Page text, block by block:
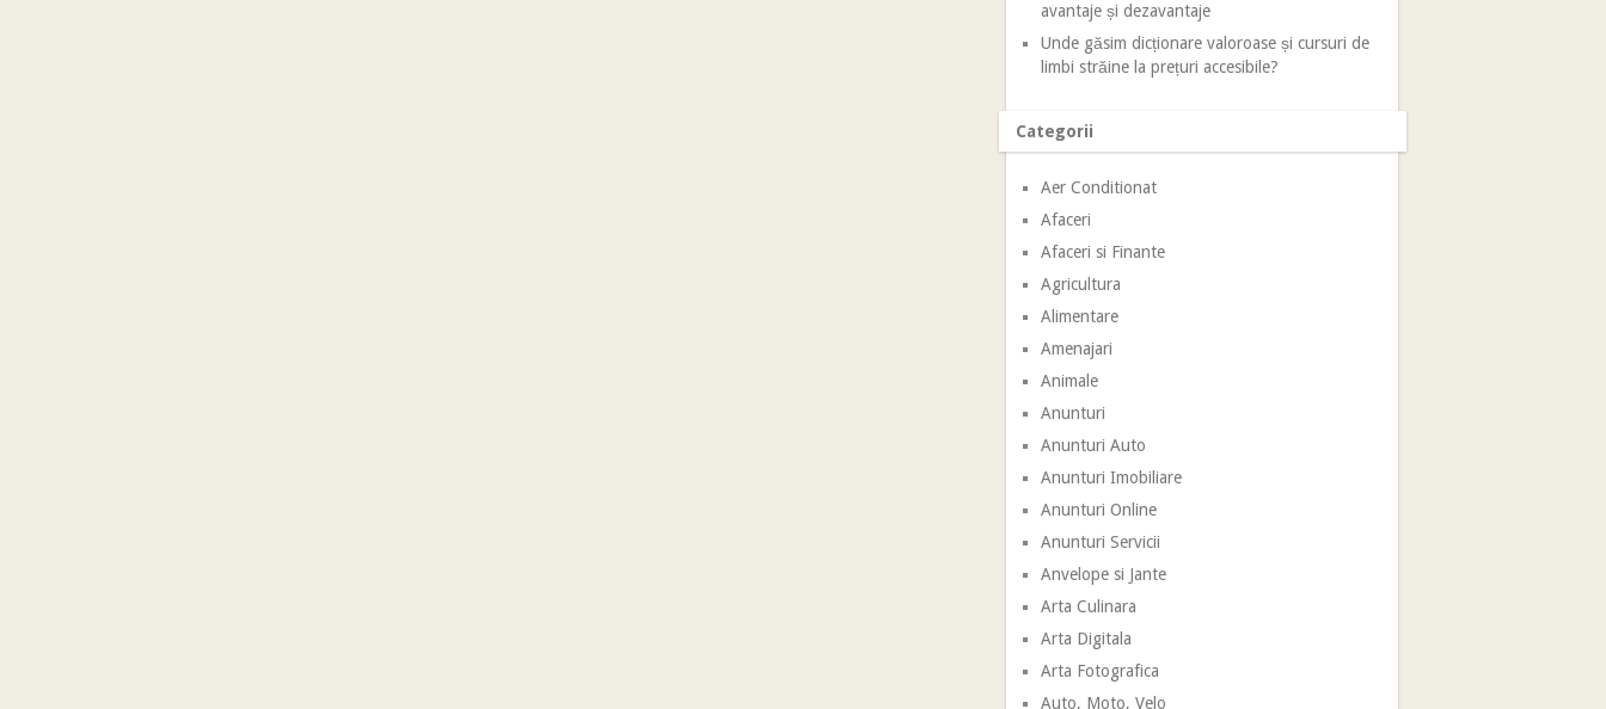
avantaje și dezavantaje
Unde găsim dicționare valoroase și cursuri de
limbi străine la prețuri accesibile?
Categorii
Aer Conditionat
Afaceri
Afaceri si Finante
Agricultura
Alimentare
Amenajari
Animale
Anunturi
Anunturi Auto
Anunturi Imobiliare
Anunturi Online
Anunturi Servicii
Anvelope si Jante
Arta Culinara
Arta Digitala
Arta Fotografica
Auto, Moto, Velo